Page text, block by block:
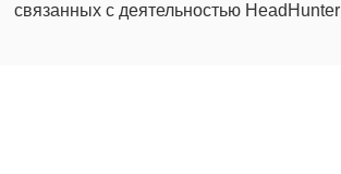
связанных с деятельностью HeadHunter